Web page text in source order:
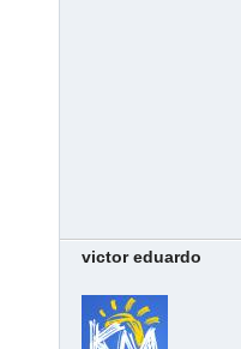
victor eduardo